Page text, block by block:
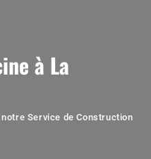
à La
Service de Construction